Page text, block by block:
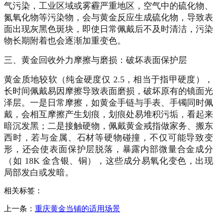
气污染，工业区域或雾霾严重地区，空气中的硫化物、
氮氧化物等污染物，会与黄金反应生成硫化物，导致表
面出现灰黑色斑块，即使日常佩戴后不及时清洁，污染
物长期附着也会逐渐加重变色。
三、 黄金回收外力摩擦与磨损：破坏表面保护层
黄金质地较软（纯金硬度仅 2.5，相当于指甲硬度），
长时间佩戴易因摩擦导致表面磨损，破坏原有的镜面光
泽层。一是日常摩擦，如黄金手链与手表、手镯同时佩
戴，会相互摩擦产生划痕，划痕处易堆积污垢，看起来
暗沉发黑；二是接触硬物，佩戴黄金戒指做家务、搬东
西时，若与金属、石材等硬物碰撞，不仅可能导致变
形，还会使表面保护层脱落，暴露内部微量合金成分
（如 18K 金含银、铜），这些成分易氧化变色，出现
局部发白或发暗。
相关标签：
上一条： 重庆黄金当铺的适用场景